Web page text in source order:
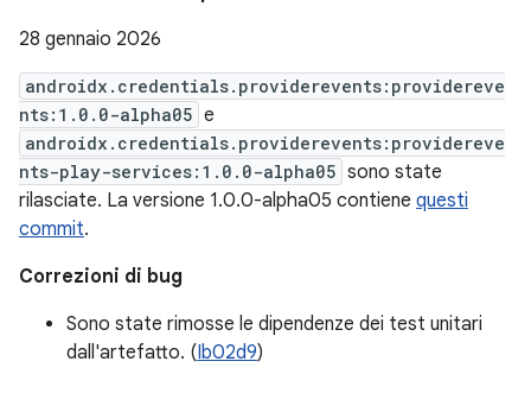
28 gennaio 2026
androidx.credentials.providerevents:providereve
nts:1.0.0-alpha05 e
androidx.credentials.providerevents:providereve
nts-play-services:1.0.0-alpha05 sono state
rilasciate. La versione 1.0.0-alpha05 contiene questi
commit.
Correzioni di bug
Sono state rimosse le dipendenze dei test unitari
dall'artefatto. (Ib02d9)